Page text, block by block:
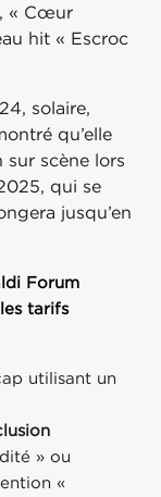
« Cœur
hit « Escroc
solaire,
qu’elle
scène lors
qui se
jusqu’en
Forum
tarifs
utilisant un
» ou
«